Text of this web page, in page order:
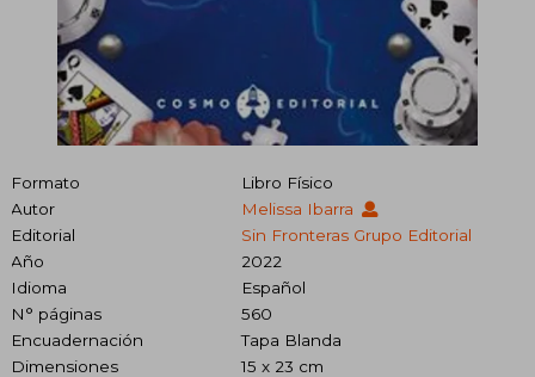
Formato
Libro Físico
Autor
Melissa Ibarra
Editorial
Sin Fronteras Grupo Editorial
Año
2022
Idioma
Español
N° páginas
560
Encuadernación
Tapa Blanda
Dimensiones
15 x 23 cm